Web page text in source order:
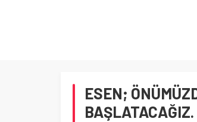
ESEN;
BAŞLATACAĞIZ.